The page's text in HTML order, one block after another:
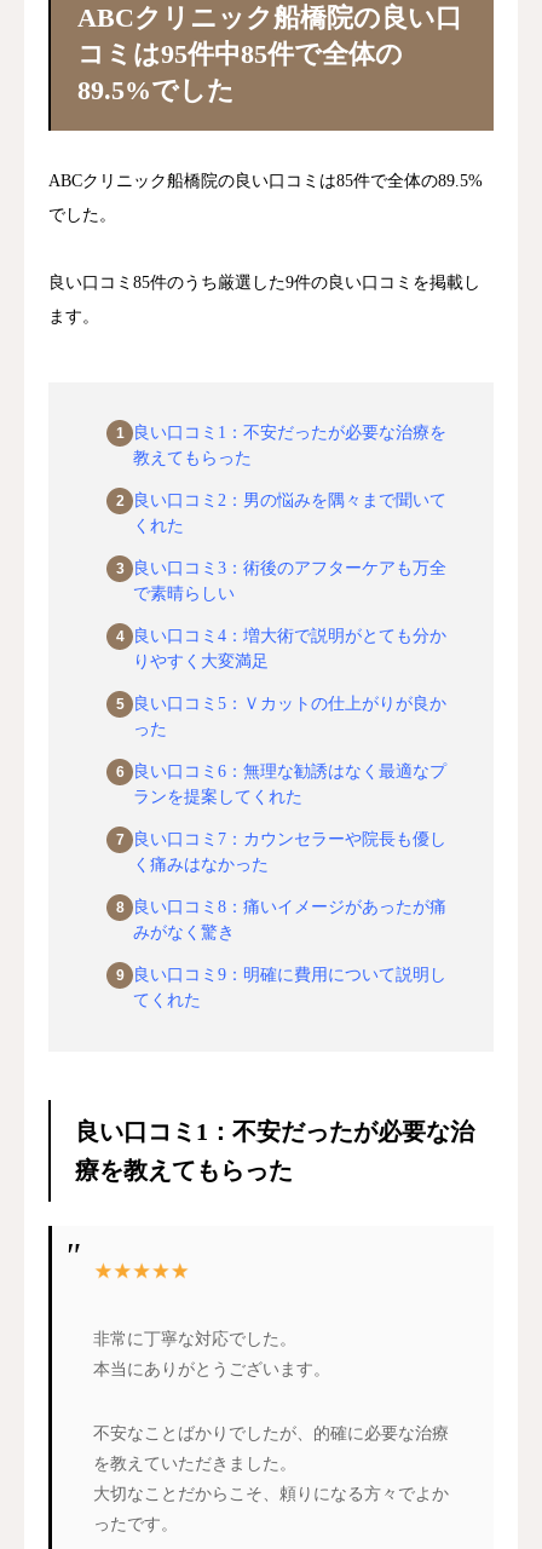
ABCクリニック船橋院の良い口
コミは95件中85件で全体の
89.5%でした
ABCクリニック船橋院の良い口コミは85件で全体の89.5%
でした。
良い口コミ85件のうち厳選した9件の良い口コミを掲載し
ます。
良い口コミ1：不安だったが必要な治療を
教えてもらった
良い口コミ2：男の悩みを隅々まで聞いて
くれた
良い口コミ3：術後のアフターケアも万全
で素晴らしい
良い口コミ4：増大術で説明がとても分か
りやすく大変満足
良い口コミ5：Ｖカットの仕上がりが良か
った
良い口コミ6：無理な勧誘はなく最適なプ
ランを提案してくれた
良い口コミ7：カウンセラーや院長も優し
く痛みはなかった
良い口コミ8：痛いイメージがあったが痛
みがなく驚き
良い口コミ9：明確に費用について説明し
てくれた
良い口コミ1：不安だったが必要な治
療を教えてもらった
非常に丁寧な対応でした。
本当にありがとうございます。
不安なことばかりでしたが、的確に必要な治療
を教えていただきました。
大切なことだからこそ、頼りになる方々でよか
ったです。